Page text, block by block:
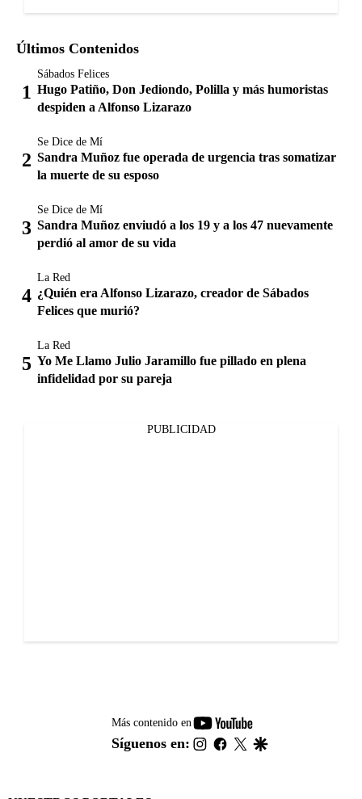
Últimos Contenidos
Sábados Felices
Hugo Patiño, Don Jediondo, Polilla y más humoristas
despiden a Alfonso Lizarazo
Se Dice de Mí
Sandra Muñoz fue operada de urgencia tras somatizar
la muerte de su esposo
Se Dice de Mí
Sandra Muñoz enviudó a los 19 y a los 47 nuevamente
perdió al amor de su vida
La Red
¿Quién era Alfonso Lizarazo, creador de Sábados
Felices que murió?
La Red
Yo Me Llamo Julio Jaramillo fue pillado en plena
infidelidad por su pareja
PUBLICIDAD
Más contenido en
youtube-
footer
Síguenos en: instagram
facebook
twitter